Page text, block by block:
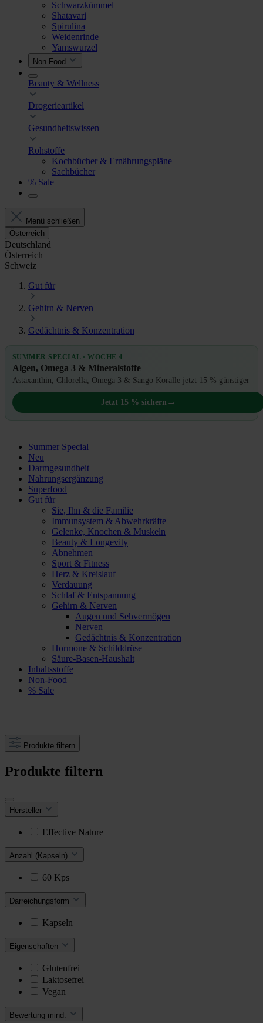
Schwarzkümmel
Shatavari
Spirulina
Weidenrinde
Yamswurzel
Non-Food
Beauty & Wellness
Drogerieartikel
Gesundheitswissen
Rohstoffe
Kochbücher & Ernährungspläne
Sachbücher
% Sale
Menü schließen
Österreich
Deutschland
Österreich
Schweiz
Gut für
Gehirn & Nerven
Gedächtnis & Konzentration
SUMMER SPECIAL · WOCHE 4
Algen, Omega 3 & Mineralstoffe
Astaxanthin, Chlorella, Omega 3 & Sango Koralle jetzt 15 % günstiger
Jetzt 15 % sichern →
Summer Special
Neu
Darmgesundheit
Nahrungsergänzung
Superfood
Gut für
Sie, Ihn & die Familie
Immunsystem & Abwehrkräfte
Gelenke, Knochen & Muskeln
Beauty & Longevity
Abnehmen
Sport & Fitness
Herz & Kreislauf
Verdauung
Schlaf & Entspannung
Gehirn & Nerven
Augen und Sehvermögen
Nerven
Gedächtnis & Konzentration
Hormone & Schilddrüse
Säure-Basen-Haushalt
Inhaltsstoffe
Non-Food
% Sale
Produkte filtern
Produkte filtern
Hersteller
Effective Nature
Anzahl (Kapseln)
60 Kps
Darreichungsform
Kapseln
Eigenschaften
Glutenfrei
Laktosefrei
Vegan
Bewertung mind.